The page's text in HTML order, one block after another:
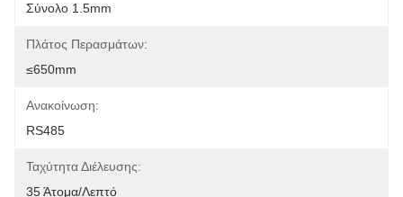
Σύνολο 1.5mm
Πλάτος Περασμάτων:
≤650mm
Ανακοίνωση:
RS485
Ταχύτητα Διέλευσης:
35 Άτομα/λεπτό